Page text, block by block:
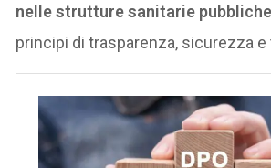
nelle strutture sanitarie pubbliche
principi di trasparenza, sicurezza